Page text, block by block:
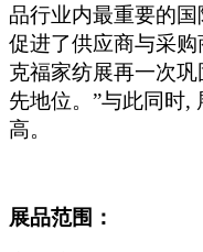
品行业内最重要的
促进了供应商与采
克福家纺展再一次
先地位。”与此同时,
高。
展品范围：